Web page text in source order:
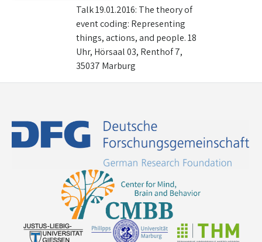
Talk 19.01.2016: The theory of
event coding: Representing
things, actions, and people. 18
Uhr, Hörsaal 03, Renthof 7,
35037 Marburg